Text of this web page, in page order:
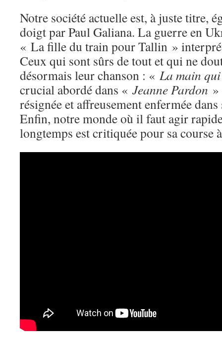
Notre société actuelle est, à juste titre,
doigt par Paul Galiana. La guerre en
« La fille du train pour Tallin »
Ceux qui sont sûrs de tout et qui ne
désormais leur chanson : « La main
crucial abordé dans « Jeanne Pardon
résignée et affreusement enfermée
Enfin, notre monde où il faut agir
longtemps est critiquée pour sa course